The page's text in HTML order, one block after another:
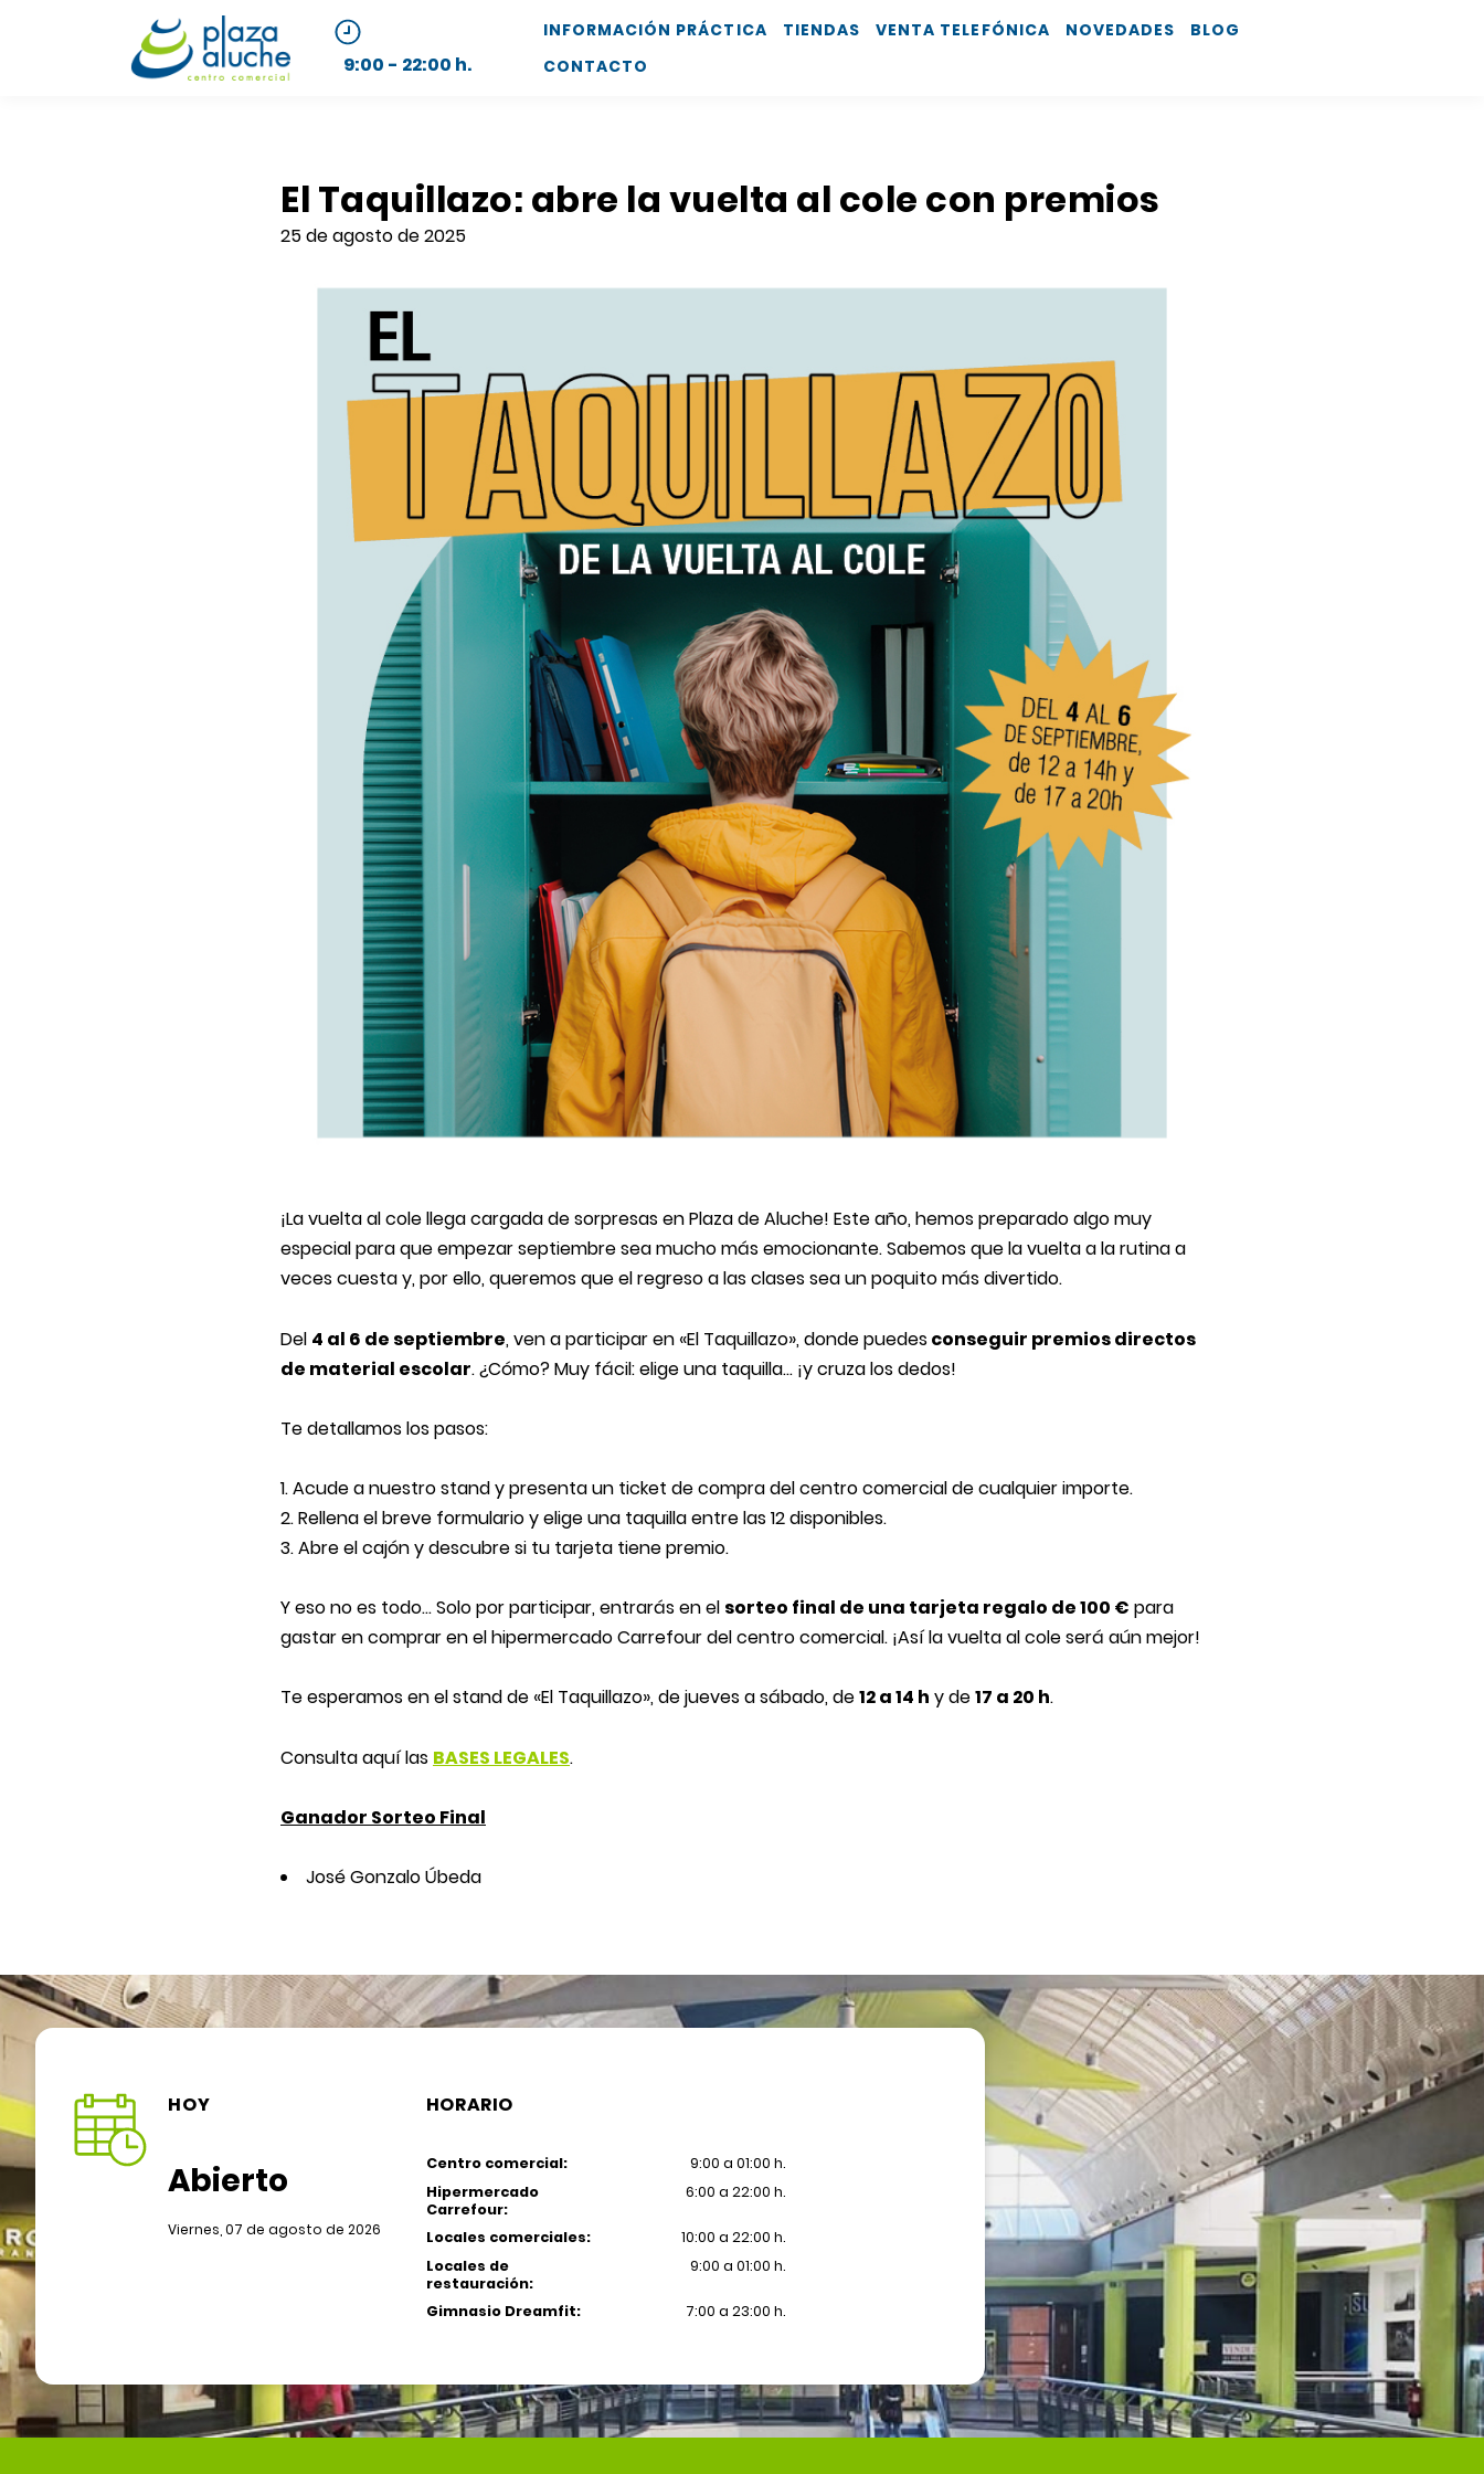
9:00 - 22:00 h.
INFORMACIÓN PRÁCTICA TIENDAS VENTA TELEFÓNICA NOVEDADES
BLOG
CONTACTO
El Taquillazo: abre la vuelta al cole con premios
25 de agosto de 2025
¡La vuelta al cole llega cargada de sorpresas en Plaza de Aluche! Este año, hemos preparado algo muy
especial para que empezar septiembre sea mucho más emocionante. Sabemos que la vuelta a la rutina a
veces cuesta y, por ello, queremos que el regreso a las clases sea un poquito más divertido.
Del 4 al 6 de septiembre, ven a participar en «El Taquillazo», donde puedesconseguir premios directos
de material escolar. ¿Cómo? Muy fácil: elige una taquilla… ¡y cruza los dedos!
Te detallamos los pasos:
Acude a nuestro stand y presenta un ticket de compra del centro comercial de cualquier importe.
Rellena el breve formulario y elige una taquilla entre las 12 disponibles.
Abre el cajón y descubre si tu tarjeta tiene premio.
Y eso no es todo… Solo por participar, entrarás en el sorteo final de una tarjeta regalo de 100 € para
gastar en comprar en el hipermercado Carrefour del centro comercial. ¡Así la vuelta al cole será aún mejor!
Te esperamos en el stand de «El Taquillazo», de jueves a sábado, de12 a 14 h y de17 a 20 h.
Consulta aquí las BASES LEGALES.
Ganador Sorteo Final
José Gonzalo Úbeda
HOY
Abierto
Viernes, 07 de agosto de 2026
HORARIO
Centro comercial:
9:00 a 01:00 h.
Hipermercado
Carrefour:
6:00 a 22:00 h.
Locales comerciales:
10:00 a 22:00 h.
Locales de
restauración:
9:00 a 01:00 h.
Gimnasio Dreamfit: 7:00 a 23:00 h.